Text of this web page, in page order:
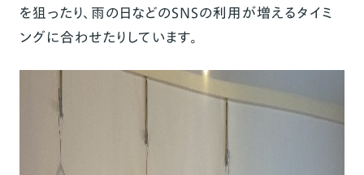
を狙ったり、雨の日などのSNSの利用が増えるタイミ
ングに合わせたりしています。